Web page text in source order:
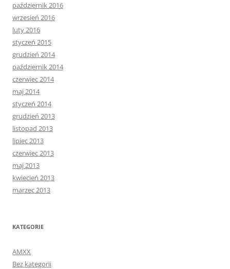
październik 2016
wrzesień 2016
luty 2016
styczeń 2015
grudzień 2014
październik 2014
czerwiec 2014
maj 2014
styczeń 2014
grudzień 2013
listopad 2013
lipiec 2013
czerwiec 2013
maj 2013
kwiecień 2013
marzec 2013
KATEGORIE
AMXX
Bez kategorii